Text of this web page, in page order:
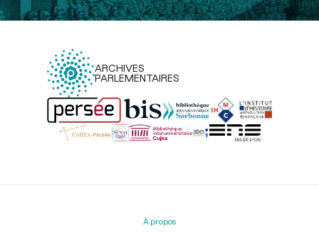
ARCHIVES
PARLEMENTAIRES
Menu
À propos